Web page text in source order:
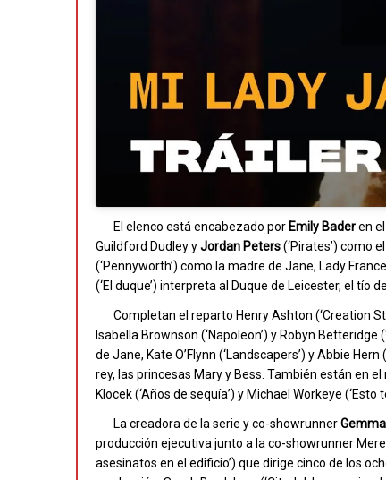
El elenco está encabezado por Emily Baderen
Guildford Dudley yJordan Peters(‘Pirates’) como
(‘Pennyworth’) como la madre de Jane, Lady
(‘El duque’) interpreta al Duque de Leicester, el tío
Completan el reparto Henry Ashton (‘Creation
Isabella Brownson (‘Napoleon’) y Robyn
de Jane, Kate O’Flynn (‘Landscapers’) y Abbie
rey, las princesas Mary y Bess. También están en
Klocek (‘Años de sequía’) y Michael Workeye (‘Esto
La creadora de la serie y co-showrunner
producción ejecutiva junto a la co-showrunner
asesinatos en el edificio’) que dirige cinco de los